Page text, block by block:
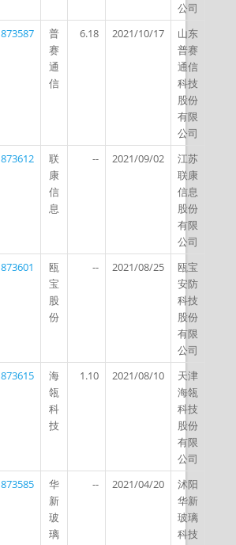
公司
873587
普
赛
通
信
6.18 2021/10/17
山东
普赛
通信
科技
股份
有限
公司
873612
联
康
信
息
-- 2021/09/02
江苏
联康
信息
股份
有限
公司
873601
瓯
宝
股
份
-- 2021/08/25
瓯宝
安防
科技
股份
有限
公司
873615
海
瓴
科
技
1.10 2021/08/10
天津
海瓴
科技
股份
有限
公司
873585
华
新
玻
璃
-- 2021/04/20
沭阳
华新
玻璃
科技